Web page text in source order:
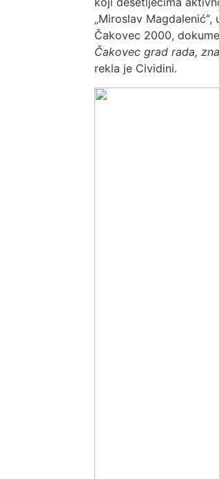
„Miroslav
Čakovec 2000,
Čakovec grad rada,
rekla je Cividini.